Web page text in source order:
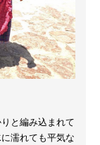
と編み込まれて
濡れても平気な